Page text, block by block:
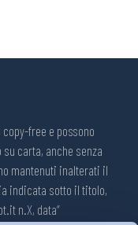
free e possono
carta, anche senza
mantenuti inalterati il
indicata sotto il titolo,
n.X, data“